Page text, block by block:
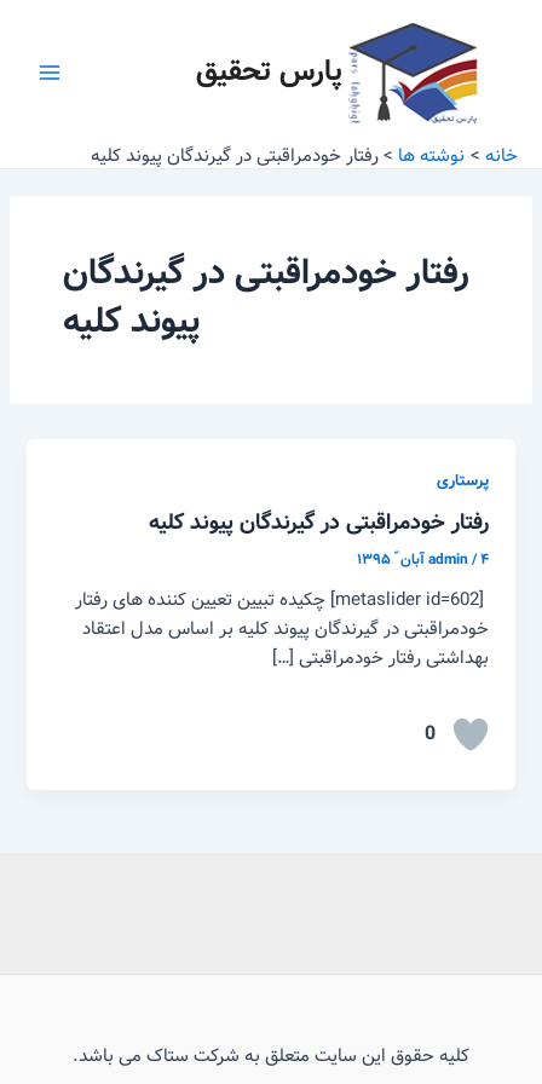
پارس تحقیق
خانه نوشته ها رفتار خودمراقبتی در گیرندگان پیوند کلیه
رفتار خودمراقبتی در گیرندگان
پیوند کلیه
پرستاری
رفتار خودمراقبتی در گیرندگان پیوند کلیه
admin/۴ آبان ّ ۱۳۹۵
[metaslider id=602] چکیده تبیین تعیین کننده های رفتار
خودمراقبتی در گیرندگان پیوند کلیه بر اساس مدل اعتقاد
بهداشتی رفتار خودمراقبتی […]
0
کلیه حقوق این سایت متعلق به شرکت ستاک می باشد.